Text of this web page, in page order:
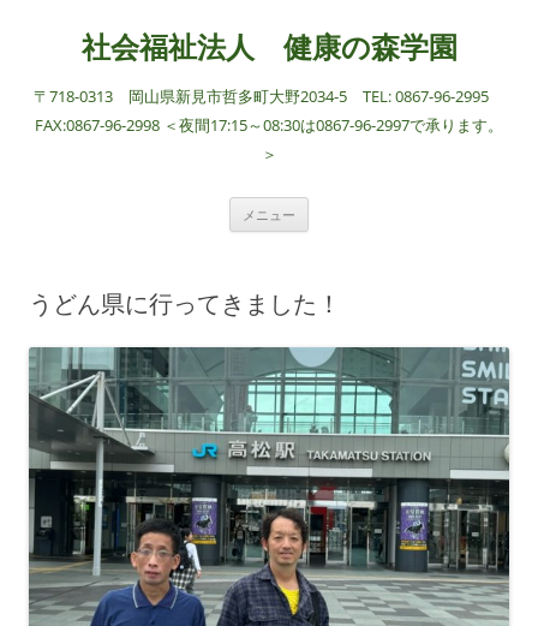
社会福祉法人 健康の森学園
〒718-0313 岡山県新見市哲多町大野2034-5 TEL: 0867-96-2995
FAX:0867-96-2998 ＜夜間17:15～08:30は0867-96-2997で承ります。
＞
メニュー
ス
キ
プ
うどん県に行ってきました！